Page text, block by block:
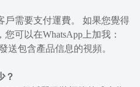
戶需要支付運費。 如果您覺得
可以在WhatsApp上加我：
送包含產品信息的視頻。
？